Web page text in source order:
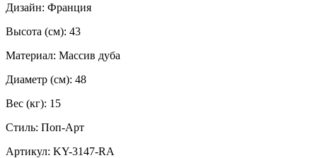
Дизайн: Франция
Высота (см): 43
Материал: Массив дуба
Диаметр (см): 48
Вес (кг): 15
Стиль: Поп-Арт
Артикул: KY-3147-RA